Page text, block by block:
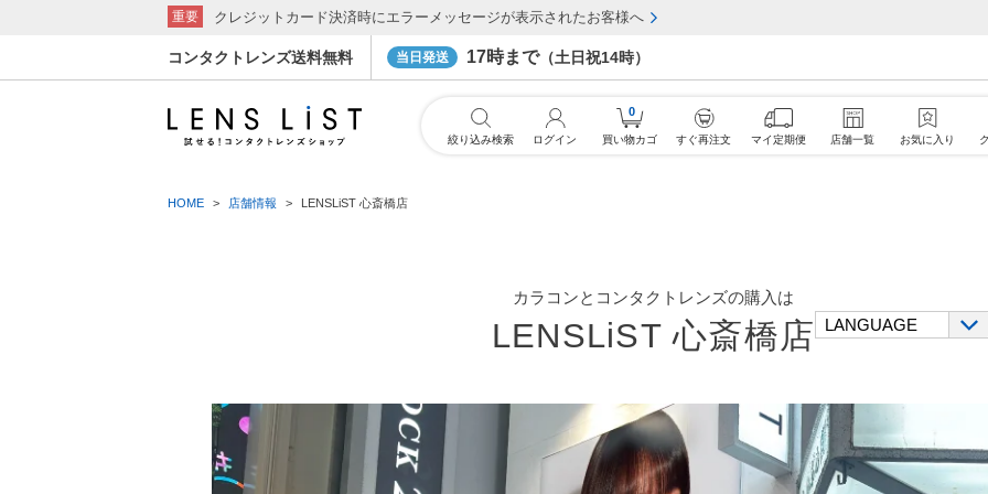
コンタクトレンズ送料無料 当日発送 17時まで（土日祝14時）
重要 クレジットカード決済時にエラーメッセージが表示されたお客様へ
HOME 店舗情報 LENSLiST 心斎橋店
カラコンとコンタクトレンズの購入は
LENSLiST 心斎橋店
絞り込み検索 ログイン
0
買い物カゴ すぐ再注文 マイ定期便 店舗一覧 お気に入り